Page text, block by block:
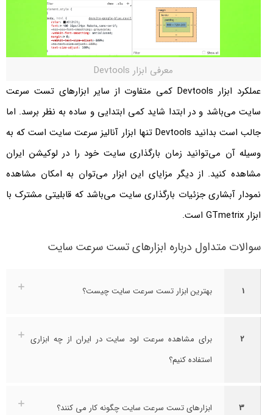
معرفی ابزار Devtools
عملکرد ابزار Devtools کمی متفاوت از سایر ابزارهای تست سرعت
سایت می‌باشد و در ابتدا شاید کمی ابتدایی و ساده به نظر برسد. اما
جالب است بدانید Devtools تنها ابزار آنالیز سرعت سایت است که به
وسیله آن می‌توانید زمان بارگذاری سایت خود را در لوکیشن ایران
مشاهده کنید. از دیگر مزایای این ابزار می‌توان به امکان مشاهده
نمودار آبشاری جزئیات بارگذاری سایت می‌باشد که قابلیتی مشترک با
ابزار GTmetrix است.
سوالات متداول درباره ابزارهای تست سرعت سایت
بهترین ابزار تست سرعت سایت چیست؟
2
برای مشاهده سرعت لود سایت در ایران از چه ابزاری
استفاده کنیم؟
3 ابزارهای تست سرعت سایت چگونه کار می‌ کنند؟